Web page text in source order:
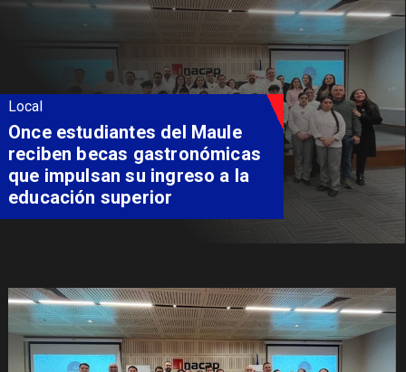
Local
Álvarez-Salamanca lidera la
apuesta regional para
consolidar el Paso Pehuenche
como alternativa a Los
Libertadores